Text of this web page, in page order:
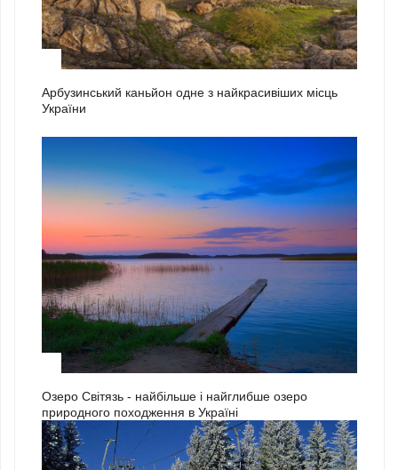
Арбузинський каньйон одне з найкрасивіших місць
України
Озеро Світязь - найбільше і найглибше озеро
природного походження в Україні